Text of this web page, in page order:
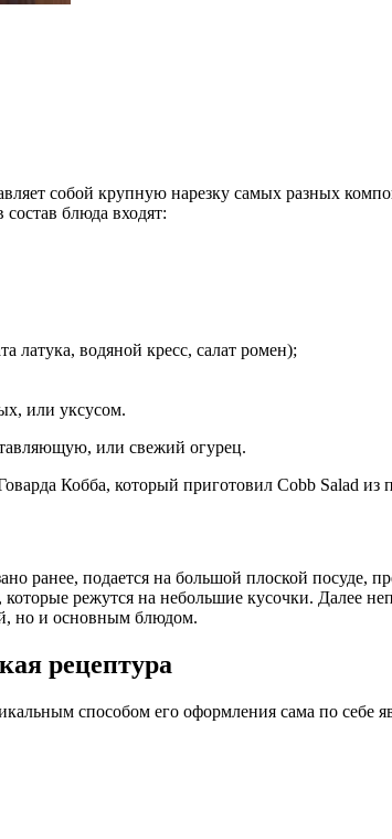
собой крупную нарезку самых разных
состав блюда входят:
латука, водяной кресс, салат ромен);
или уксусом.
или свежий огурец.
Кобба, который приготовил Cobb Salad
ранее, подается на большой плоской посуде,
режутся на небольшие кусочки. Далее
но и основным блюдом.
способом его оформления сама по себе